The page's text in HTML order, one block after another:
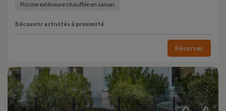
Piscine extérieure chauffée en saison
Découvrir activités à proximité
Réserver